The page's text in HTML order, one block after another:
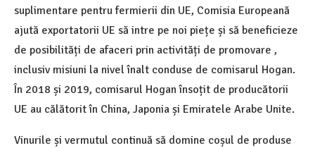
suplimentare pentru fermierii din UE, Comisia Europeană
ajută exportatorii UE să intre pe noi piețe și să beneficieze
de posibilități de afaceri prin activități de promovare ,
inclusiv misiuni la nivel înalt conduse de comisarul Hogan.
În 2018 și 2019, comisarul Hogan însoțit de producătorii
UE au călătorit în China, Japonia și Emiratele Arabe Unite.
Vinurile și vermutul continuă să domine coșul de produse